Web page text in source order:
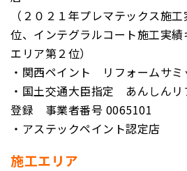
（２０２１年プレマテックス
位、インテグラルコート施工実
エリア第２位）
・関西ペイント リフォームサ
・国土交通大臣指定 あんしんリ
登録 事業者番号 0065101
・アステックペイント認定店
施工エリア